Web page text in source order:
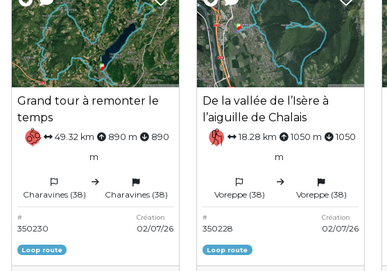
Grand tour à remonter le
temps
49.32 km 890 m
890
m
Charavines (38) Charavines (38)
#
350230
Création
02/07/26
Loop route
De la vallée de l’Isère à
l’aiguille de Chalais
18.28 km 1050 m
1050
m
Voreppe (38) Voreppe (38)
#
350228
Création
02/07/26
Loop route